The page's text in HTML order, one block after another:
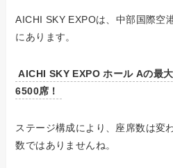
AICHI SKY EXPOは、中部国際空
にあります。
AICHI SKY EXPO ホール Aの最
6500席！
ステージ構成により、座席数は変
数ではありませんね。